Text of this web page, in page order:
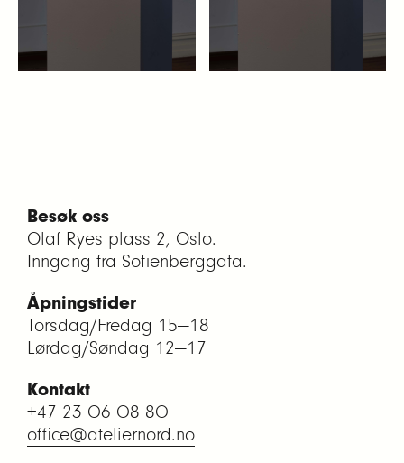
Besøk oss
Olaf Ryes plass 2, Oslo.
Inngang fra Sofienberggata.
Åpningstider
Torsdag/Fredag 15—18
Lørdag/Søndag 12—17
Kontakt
+47 23 06 08 80
office@ateliernord.no